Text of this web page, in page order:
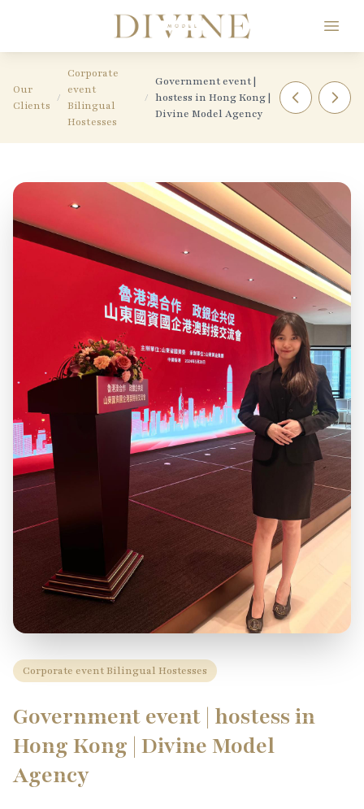
Divine Model Agency
Our
Clients
/
Corporate
event
Bilingual
Hostesses
/
Government event |
hostess in Hong Kong |
Divine Model Agency
Corporate event Bilingual Hostesses
Government event | hostess in
Hong Kong | Divine Model
Agency